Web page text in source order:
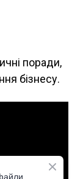
поради,
бізнесу.